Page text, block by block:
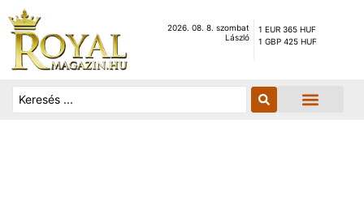
2026. 08. 8. szombat
László
1 EUR 365 HUF
1 GBP 425 HUF